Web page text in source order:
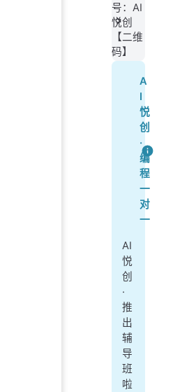
号：AI
悦创
【二维
码】
A
I
悦
创
·
编
程
一
对
一
AI
悦
创
·
推
出
辅
导
班
啦